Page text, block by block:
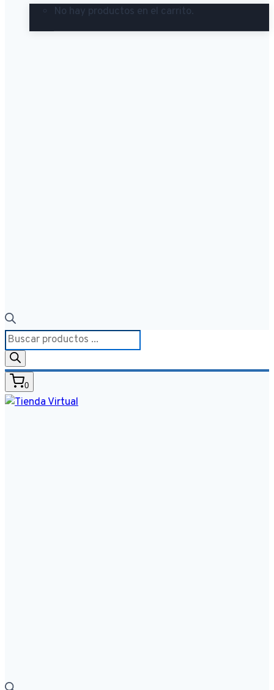
No hay productos en el carrito.
Búsqueda
de
productos
0